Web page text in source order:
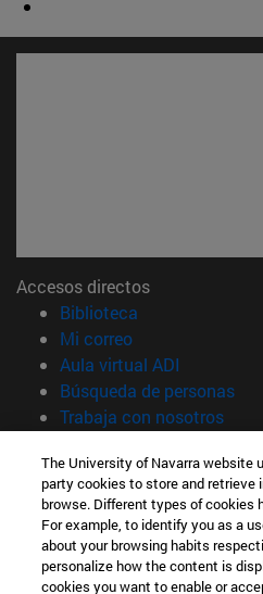
Accesos directos
Biblioteca
Mi correo(abre en nueva
Aula virtual ADI
Búsqueda de personas
Trabaja con nosotros
Información
TFNO +34 948 42 56 00
¿QUÉ GRADO TE INTERESA?
¿QUÉ MÁSTER TE INTERESA?
© Universidad de Navarra
The University of Navarra website
party cookies to store and retrieve
browse. Different types of cookies
For example, to identify you as a
about your browsing habits
personalize how the content is
cookies you want to enable or